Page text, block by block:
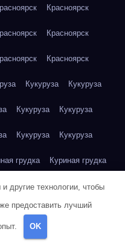
Красноярск
Красноярск
Красноярск
Кукуруза Кукуруза
Кукуруза Кукуруза
Кукуруза Кукуруза
грудка Куриная грудка
Куриная грудка
Куриная грудка
Куриная грудка
другие технологии, чтобы
предоставить лучший
OK